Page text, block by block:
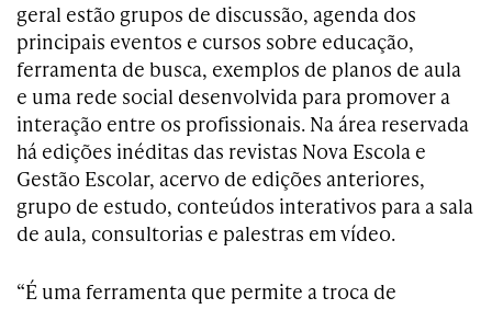
geral estão grupos de discussão, agenda dos
principais eventos e cursos sobre educação,
ferramenta de busca, exemplos de planos de aula
e uma rede social desenvolvida para promover a
interação entre os profissionais. Na área reservada
há edições inéditas das revistas Nova Escola e
Gestão Escolar, acervo de edições anteriores,
grupo de estudo, conteúdos interativos para a sala
de aula, consultorias e palestras em vídeo.
“É uma ferramenta que permite a troca de